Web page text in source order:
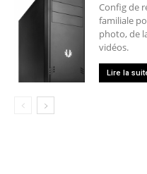
Config de
familiale
photo, de
vidéos.
Lire la